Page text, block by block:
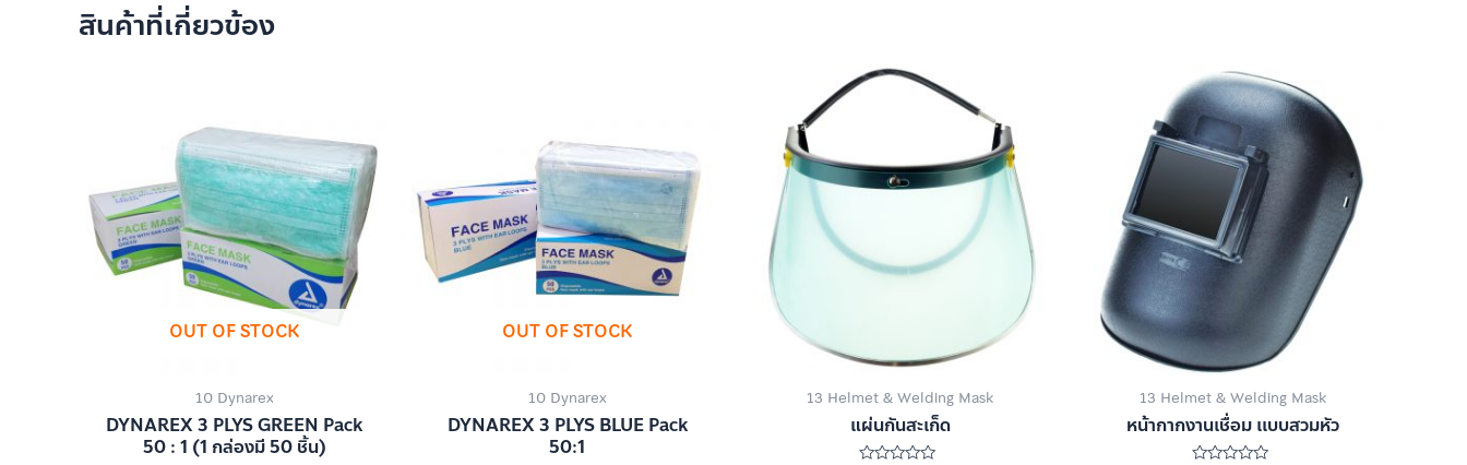
สินค้าที่เกี่ยวข้อง
OUT OF STOCK
10 Dynarex
DYNAREX 3 PLYS GREEN Pack
50 : 1 (1 กล่องมี 50 ชิ้น)
OUT OF STOCK
10 Dynarex
DYNAREX 3 PLYS BLUE Pack
50:1
13 Helmet & Welding Mask
แผ่นกันสะเก็ด
13 Helmet & Welding Mask
หน้ากากงานเชื่อม เเบบสวมหัว